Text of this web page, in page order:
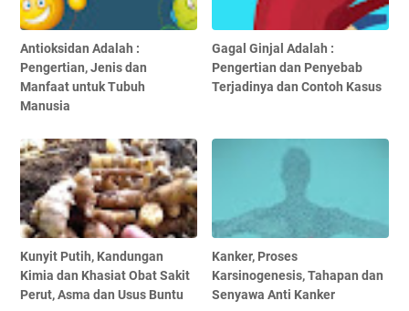
Antioksidan Adalah :
Pengertian, Jenis dan
Manfaat untuk Tubuh
Manusia
Gagal Ginjal Adalah :
Pengertian dan Penyebab
Terjadinya dan Contoh Kasus
Kunyit Putih, Kandungan
Kimia dan Khasiat Obat Sakit
Perut, Asma dan Usus Buntu
Kanker, Proses
Karsinogenesis, Tahapan dan
Senyawa Anti Kanker